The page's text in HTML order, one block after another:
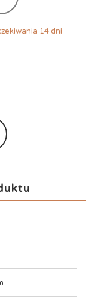
14 dni